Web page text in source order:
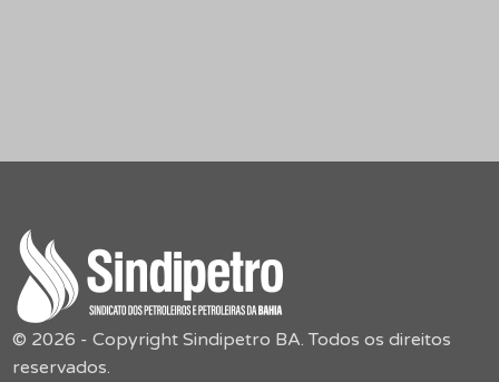
© 2026 - Copyright Sindipetro BA. Todos os direitos
reservados.